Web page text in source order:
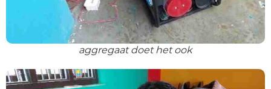
aggregaat doet het ook